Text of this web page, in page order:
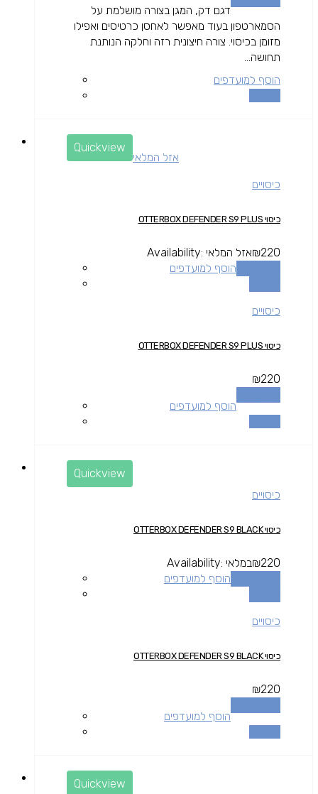
דגם דק, המגן בצורה מושלמת על
הסמארטפון בעוד מאפשר לאחסן כרטיסים ואפילו
מזומן בכיסוי. צורה חיצונית רזה וחלקה הנותנת
תחושה...
הוסף למועדפים
Quickview
אזל המלאי
כיסויים
כיסוי OTTERBOX DEFENDER S9 PLUS
₪220
Availability: אזל המלאי
הוסף למועדפים
כיסויים
כיסוי OTTERBOX DEFENDER S9 PLUS
₪220
הוסף למועדפים
Quickview
כיסויים
כיסוי OTTERBOX DEFENDER S9 BLACK
₪220
Availability: במלאי
הוסף למועדפים
כיסויים
כיסוי OTTERBOX DEFENDER S9 BLACK
₪220
הוסף למועדפים
Quickview